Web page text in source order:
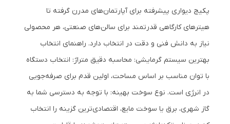
پکیج دیواری پیشرفته برای آپارتمان‌های مدرن گرفته تا
هیترهای کارگاهی قدرتمند برای سالن‌های صنعتی، هر محصولی
نیاز به دانش فنی و دقت در انتخاب دارد. راهنمای انتخاب
بهترین سیستم گرمایشی: محاسبه دقیق متراژ: انتخاب دستگاه
با توان مناسب بر اساس مساحت، اولین قدم برای صرفه‌جویی
در انرژی است. نوع سوخت بهینه: با توجه به دسترسی شما به
گاز شهری، برق یا سوخت مایع، اقتصادی‌ترین گزینه را انتخاب